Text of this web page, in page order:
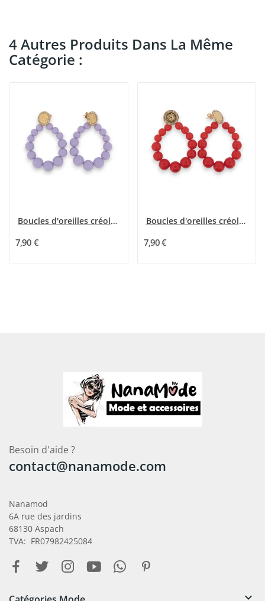
4 Autres Produits Dans La Même
Catégorie :
Boucles d'oreilles créoles perles parme
7,90 €
Boucles d'oreilles créoles dorées perles rouge
7,90 €
Besoin d'aide ?
contact@nanamode.com
Nanamod
6A rue des jardins
68130 Aspach
TVA: FR07982425084
